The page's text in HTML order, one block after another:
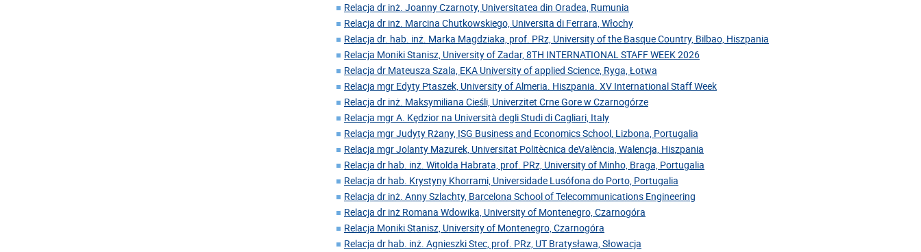
Relacja dr inż. Joanny Czarnoty, Universitatea din Oradea, Rumunia
Relacja dr inż. Marcina Chutkowskiego, Universita di Ferrara, Włochy
Relacja dr. hab. inż. Marka Magdziaka, prof. PRz, University of the Basque Country, Bilbao, Hiszpania
Relacja Moniki Stanisz, University of Zadar, 8TH INTERNATIONAL STAFF WEEK 2026
Relacja dr Mateusza Szala, EKA University of applied Science, Ryga, Łotwa
Relacja mgr Edyty Ptaszek, University of Almeria. Hiszpania. XV International Staff Week
Relacja dr inż. Maksymiliana Cieśli, Univerzitet Crne Gore w Czarnogórze
Relacja mgr A. Kędzior na Università degli Studi di Cagliari, Italy
Relacja mgr Judyty Rżany, ISG Business and Economics School, Lizbona, Portugalia
Relacja mgr Jolanty Mazurek, Universitat Politècnica deValència, Walencja, Hiszpania
Relacja dr hab. inż. Witolda Habrata, prof. PRz, University of Minho, Braga, Portugalia
Relacja dr hab. Krystyny Khorrami, Universidade Lusófona do Porto, Portugalia
Relacja dr inż. Anny Szlachty, Barcelona School of Telecommunications Engineering
Relacja dr inż Romana Wdowika, University of Montenegro, Czarnogóra
Relacja Moniki Stanisz, University of Montenegro, Czarnogóra
Relacja dr hab. inż. Agnieszki Stec, prof. PRz, UT Bratysława, Słowacja